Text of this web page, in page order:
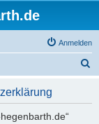
Anmelden